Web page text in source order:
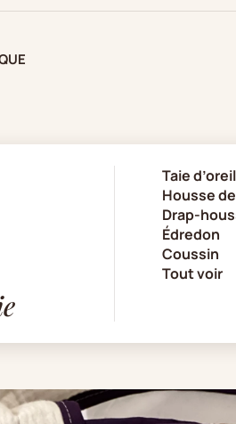
Taie
Housse
Drap-
Édredon
Coussin
Tout voir